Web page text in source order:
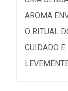
AROMA
O RITUAL
CUIDADO E